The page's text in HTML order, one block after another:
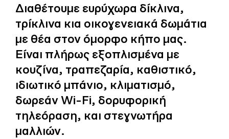
Διαθέτουμε ευρύχωρα δίκλινα,
τρίκλινα κια οικογενειακά δωμάτια
με θέα στον όμορφο κήπο μας.
Είναι πλήρως εξοπλισμένα με
κουζίνα, τραπεζαρία, καθιστικό,
ιδιωτικό μπάνιο, κλιματισμό,
δωρεάν Wi-Fi, δορυφορική
τηλεόραση, και στεγνωτήρα
μαλλιών.